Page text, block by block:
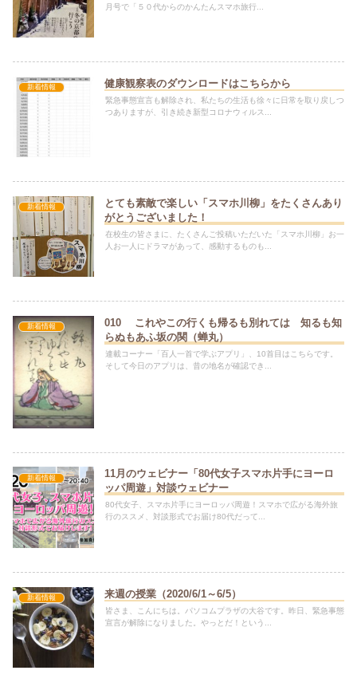
月号で「５０代からのかんたんスマホ旅行...
新着情報 健康観察表のダウンロードはこちらから
緊急事態宣言も解除され、私たちの生活も徐々に日常を取り戻しつ
つありますが、引き続き新型コロナウィルス...
新着情報
とても素敵で楽しい「スマホ川柳」をたくさんあり
がとうございました！
在校生の皆さまに、たくさんご投稿いただいた「スマホ川柳」お一
人お一人にドラマがあって、感動するものも...
新着情報
010 これやこの行くも帰るも別れては 知るも知
らぬもあふ坂の関（蝉丸）
連載コーナー「百人一首で学ぶアプリ」、10首目はこちらです。
そして今日のアプリは、昔の地名が確認でき...
新着情報
11月のウェビナー「80代女子スマホ片手にヨーロ
ッパ周遊」対談ウェビナー
80代女子、スマホ片手にヨーロッパ周遊！スマホで広がる海外旅
行のススメ、対談形式でお届け80代だって...
新着情報 来週の授業（2020/6/1～6/5）
皆さま、こんにちは。パソコムプラザの大谷です。昨日、緊急事態
宣言が解除になりました。やっとだ！という...